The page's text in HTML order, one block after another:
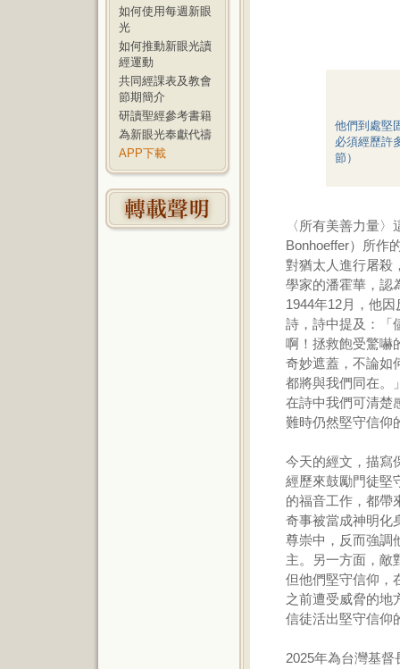
如何使用每週新眼
光
如何推動新眼光讀
經運動
共同經課表及教會
節期簡介
研讀聖經參考書籍
為新眼光奉獻代禱
APP下載
他們到處堅
必須經歷許
節）
〈所有美善力量
Bonhoeffer）所作
對猶太人進行屠殺
學家的潘霍華，認
1944年12月，他
詩，詩中提及：「
啊！拯救飽受驚
奇妙遮蓋，不論如
都將與我們同在。
在詩中我們可清楚
難時仍然堅守信仰
今天的經文，描寫
經歷來鼓勵門徒堅
的福音工作，都帶
奇事被當成神明化
尊崇中，反而強調
主。另一方面，敵
但他們堅守信仰，
之前遭受威脅的地
信徒活出堅守信仰
2025年為台灣基